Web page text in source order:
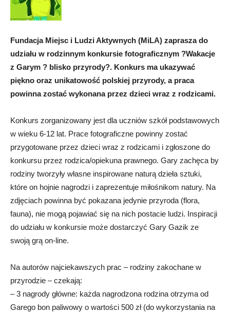
Fundacja Miejsc i Ludzi Aktywnych (MiLA) zaprasza do
udziału w rodzinnym konkursie fotograficznym ?Wakacje
z Garym ? blisko przyrody?. Konkurs ma ukazywać
piękno oraz unikatowość polskiej przyrody, a praca
powinna zostać wykonana przez dzieci wraz z rodzicami.
Konkurs zorganizowany jest dla uczniów szkół podstawowych
w wieku 6-12 lat. Prace fotograficzne powinny zostać
przygotowane przez dzieci wraz z rodzicami i zgłoszone do
konkursu przez rodzica/opiekuna prawnego. Gary zachęca by
rodziny tworzyły własne inspirowane naturą dzieła sztuki,
które on hojnie nagrodzi i zaprezentuje miłośnikom natury. Na
zdjęciach powinna być pokazana jedynie przyroda (flora,
fauna), nie mogą pojawiać się na nich postacie ludzi. Inspiracji
do udziału w konkursie może dostarczyć Gary Gazik ze
swoją grą on-line.
Na autorów najciekawszych prac – rodziny zakochane w
przyrodzie – czekają:
– 3 nagrody główne: każda nagrodzona rodzina otrzyma od
Garego bon paliwowy o wartości 500 zł (do wykorzystania na